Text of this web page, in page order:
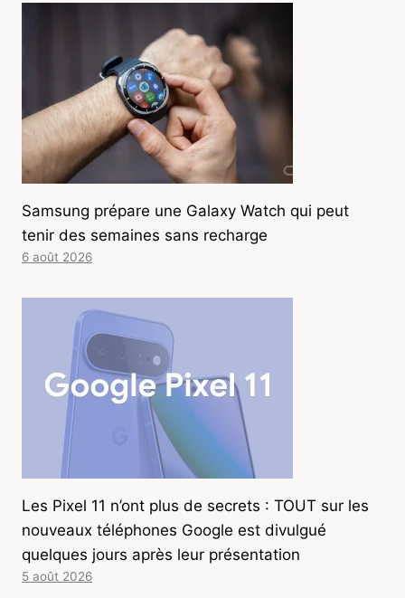
Samsung prépare une Galaxy Watch qui peut
tenir des semaines sans recharge
6 août 2026
Les Pixel 11 n’ont plus de secrets : TOUT sur les
nouveaux téléphones Google est divulgué
quelques jours après leur présentation
5 août 2026